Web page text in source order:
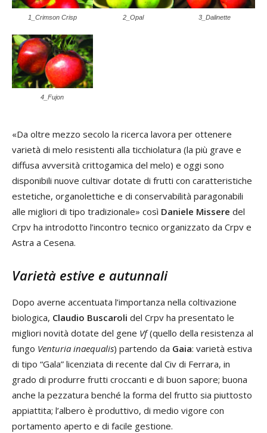
1_Crimson Crisp 2_Opal 3_Dalinette
4_Fujon
«Da oltre mezzo secolo la ricerca lavora per ottenere
varietà di melo resistenti alla ticchiolatura (la più grave e
diffusa avversità crittogamica del melo) e oggi sono
disponibili nuove cultivar dotate di frutti con caratteristiche
estetiche, organolettiche e di conservabilità paragonabili
alle migliori di tipo tradizionale» così Daniele Missere del
Crpv ha introdotto l’incontro tecnico organizzato da Crpv e
Astra a Cesena.
Varietà estive e autunnali
Dopo averne accentuata l’importanza nella coltivazione
biologica, Claudio Buscaroli del Crpv ha presentato le
migliori novità dotate del gene Vf(quello della resistenza al
fungo Venturia inaequalis) partendo da Gaia: varietà estiva
di tipo “Gala” licenziata di recente dal Civ di Ferrara, in
grado di produrre frutti croccanti e di buon sapore; buona
anche la pezzatura benché la forma del frutto sia piuttosto
appiattita; l’albero è produttivo, di medio vigore con
portamento aperto e di facile gestione.